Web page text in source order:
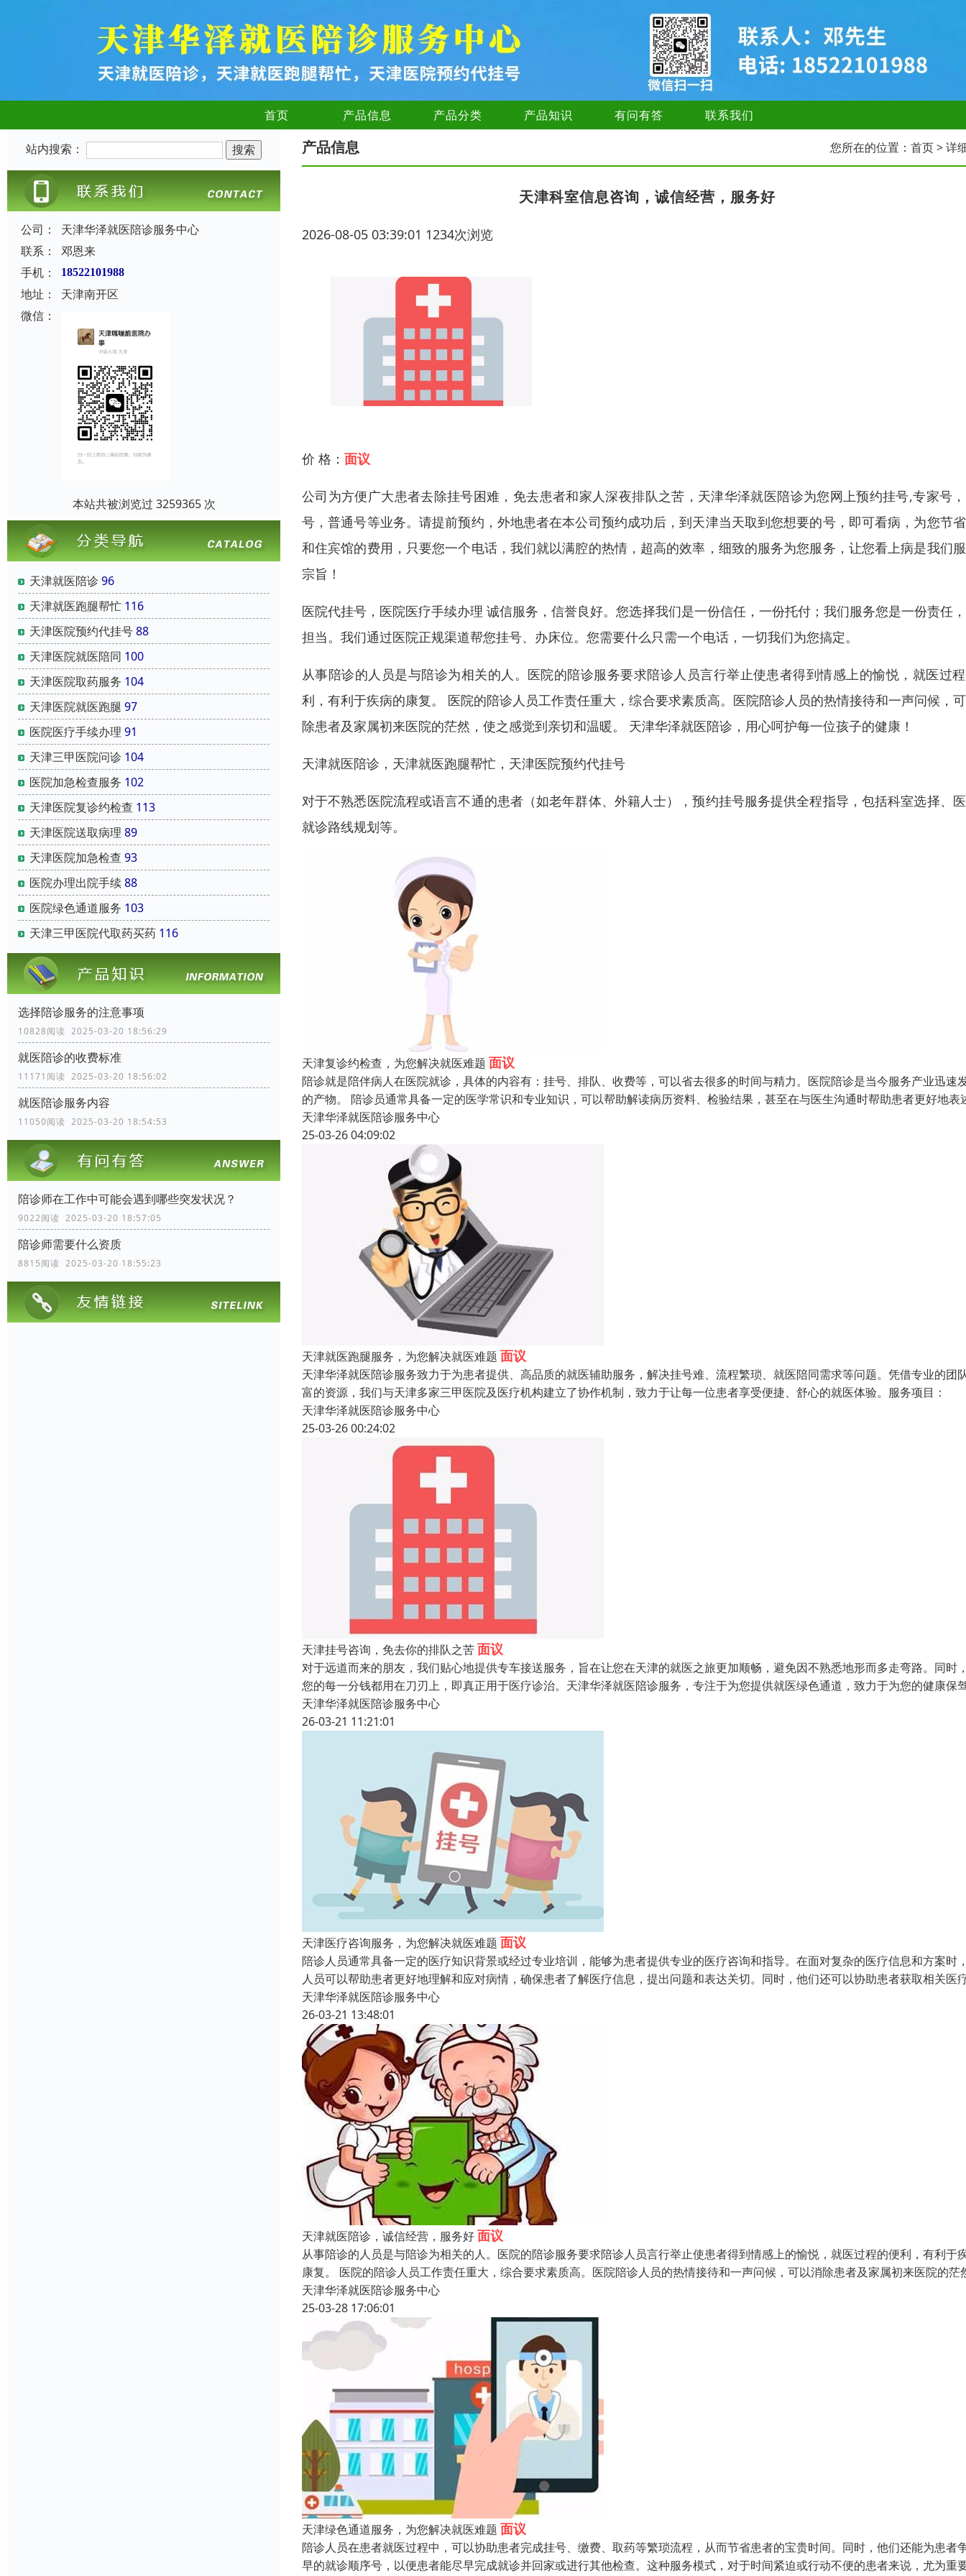
首页 产品信息 产品分类 产品知识 有问有答 联系我们
站内搜索：
公司：
天津华泽就医陪诊服务中心
联系：
邓恩来
手机：
18522101988
地址：
天津南开区
微信：
本站共被浏览过 3259365 次
天津就医陪诊96
天津就医跑腿帮忙 116
天津医院预约代挂号88
天津医院就医陪同 100
天津医院取药服务 104
天津医院就医跑腿 97
医院医疗手续办理 91
天津三甲医院问诊 104
医院加急检查服务 102
天津医院复诊约检查 113
天津医院送取病理 89
天津医院加急检查 93
医院办理出院手续88
医院绿色通道服务 103
天津三甲医院代取药买药 116
选择陪诊服务的注意事项
10828阅读 2025-03-20 18:56:29
就医陪诊的收费标准
11171阅读 2025-03-20 18:56:02
就医陪诊服务内容
11050阅读 2025-03-20 18:54:53
陪诊师在工作中可能会遇到哪些突发状况？
9022阅读 2025-03-20 18:57:05
陪诊师需要什么资质
8815阅读 2025-03-20 18:55:23
产品信息 您所在的位置： 首页> 详
天津科室信息咨询，诚信经营，服务好
2026-08-05 03:39:01 1234次浏览
价 格： 面议
公司为方便广大患者去除挂号困难，免去患者和家人深夜排队之苦，天津华泽就医陪诊为您网上预约挂号,专家号
号，普通号等业务。请提前预约，外地患者在本公司预约成功后，到天津当天取到您想要的号，即可看病，为您节
和住宾馆的费用，只要您一个电话，我们就以满腔的热情，超高的效率，细致的服务为您服务，让您看上病是我们
宗旨！
医院代挂号，医院医疗手续办理 诚信服务，信誉良好。您选择我们是一份信任，一份托付；我们服务您是一份责任
担当。我们通过医院正规渠道帮您挂号、办床位。您需要什么只需一个电话，一切我们为您搞定。
从事陪诊的人员是与陪诊为相关的人。医院的陪诊服务要求陪诊人员言行举止使患者得到情感上的愉悦，就医过
利，有利于疾病的康复。 医院的陪诊人员工作责任重大，综合要求素质高。医院陪诊人员的热情接待和一声问候，
除患者及家属初来医院的茫然，使之感觉到亲切和温暖。 天津华泽就医陪诊，用心呵护每一位孩子的健康！
天津就医陪诊，天津就医跑腿帮忙，天津医院预约代挂号
对于不熟悉医院流程或语言不通的患者（如老年群体、外籍人士），预约挂号服务提供全程指导，包括科室选择、
就诊路线规划等。
天津复诊约检查，为您解决就医难题 面议
陪诊就是陪伴病人在医院就诊，具体的内容有：挂号、排队、收费等，可以省去很多的时间与精力。医院陪诊是当今服务产业迅速
的产物。 陪诊员通常具备一定的医学常识和专业知识，可以帮助解读病历资料、检验结果，甚至在与医生沟通时帮助患者更好地表
天津华泽就医陪诊服务中心
25-03-26 04:09:02
天津就医跑腿服务，为您解决就医难题 面议
天津华泽就医陪诊服务致力于为患者提供、高品质的就医辅助服务，解决挂号难、流程繁琐、就医陪同需求等问题。凭借专业的团
富的资源，我们与天津多家三甲医院及医疗机构建立了协作机制，致力于让每一位患者享受便捷、舒心的就医体验。服务项目
天津华泽就医陪诊服务中心
25-03-26 00:24:02
天津挂号咨询，免去你的排队之苦面议
对于远道而来的朋友，我们贴心地提供专车接送服务，旨在让您在天津的就医之旅更加顺畅，避免因不熟悉地形而多走弯路。同时
您的每一分钱都用在刀刃上，即真正用于医疗诊治。天津华泽就医陪诊服务，专注于为您提供就医绿色通道，致力于为您的健康保
天津华泽就医陪诊服务中心
26-03-21 11:21:01
天津医疗咨询服务，为您解决就医难题 面议
陪诊人员通常具备一定的医疗知识背景或经过专业培训，能够为患者提供专业的医疗咨询和指导。在面对复杂的医疗信息和方案时
人员可以帮助患者更好地理解和应对病情，确保患者了解医疗信息，提出问题和表达关切。同时，他们还可以协助患者获取相关医
天津华泽就医陪诊服务中心
26-03-21 13:48:01
天津就医陪诊，诚信经营，服务好面议
从事陪诊的人员是与陪诊为相关的人。医院的陪诊服务要求陪诊人员言行举止使患者得到情感上的愉悦，就医过程的便利，有利于
康复。 医院的陪诊人员工作责任重大，综合要求素质高。医院陪诊人员的热情接待和一声问候，可以消除患者及家属初来医院的茫
天津华泽就医陪诊服务中心
25-03-28 17:06:01
天津绿色通道服务，为您解决就医难题 面议
陪诊人员在患者就医过程中，可以协助患者完成挂号、缴费、取药等繁琐流程，从而节省患者的宝贵时间。同时，他们还能为患者
早的就诊顺序号，以便患者能尽早完成就诊并回家或进行其他检查。这种服务模式，对于时间紧迫或行动不便的患者来说，尤为重